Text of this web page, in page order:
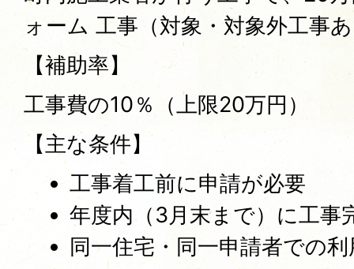
ォーム 工事（対象・対象外工事
【補助率】
工事費の10％（上限20万円）
【主な条件】
工事着工前に申請が必要
年度内（3月末まで）に工事
同一住宅・同一申請者での